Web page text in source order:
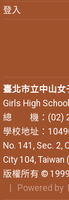
登入
臺北市立中山女
Girls High School
總 機：(02)
學校地址：
No. 141, Sec. 2,
City 104, Taiwan
版權所有 ©
| Powered by